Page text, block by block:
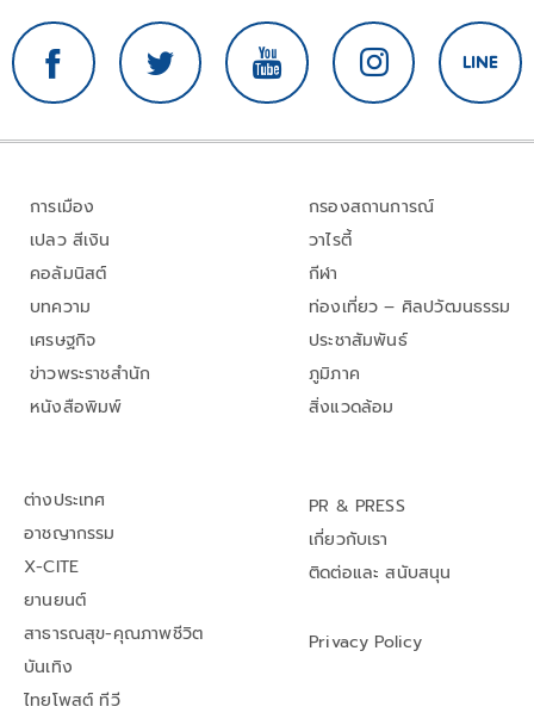
การเมือง
เปลว สีเงิน
คอลัมนิสต์
บทความ
เศรษฐกิจ
ข่าวพระราชสำนัก
หนังสือพิมพ์
กรองสถานการณ์
วาไรตี้
กีฬา
ท่องเที่ยว – ศิลปวัฒนธรรม
ประชาสัมพันธ์
ภูมิภาค
สิ่งแวดล้อม
ต่างประเทศ
อาชญากรรม
X-CITE
ยานยนต์
สาธารณสุข-คุณภาพชีวิต
บันเทิง
ไทยโพสต์ ทีวี
PR & PRESS
เกี่ยวกับเรา
ติดต่อและ สนับสนุน
Privacy Policy